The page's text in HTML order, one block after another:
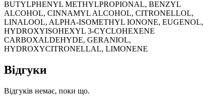
BUTYLPHENYL METHYLPROPIONAL, BENZYL
ALCOHOL, CINNAMYL ALCOHOL, CITRONELLOL,
LINALOOL, ALPHA-ISOMETHYL IONONE, EUGENOL,
HYDROXYISOHEXYL 3-CYCLOHEXENE
CARBOXALDEHYDE, GERANIOL,
HYDROXYCITRONELLAL, LIMONENE
Відгуки
Відгуків немає, поки що.